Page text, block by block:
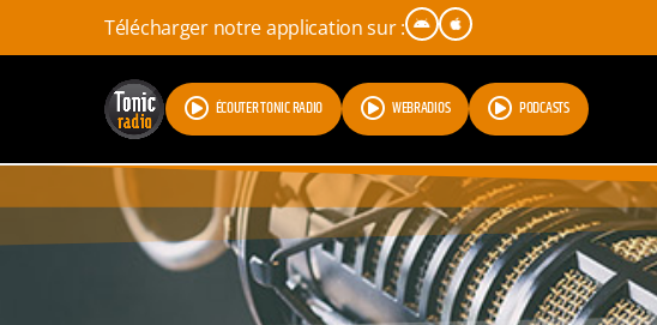
Télécharger notre application sur :
ÉCOUTER TONIC RADIO WEBRADIOS PODCASTS